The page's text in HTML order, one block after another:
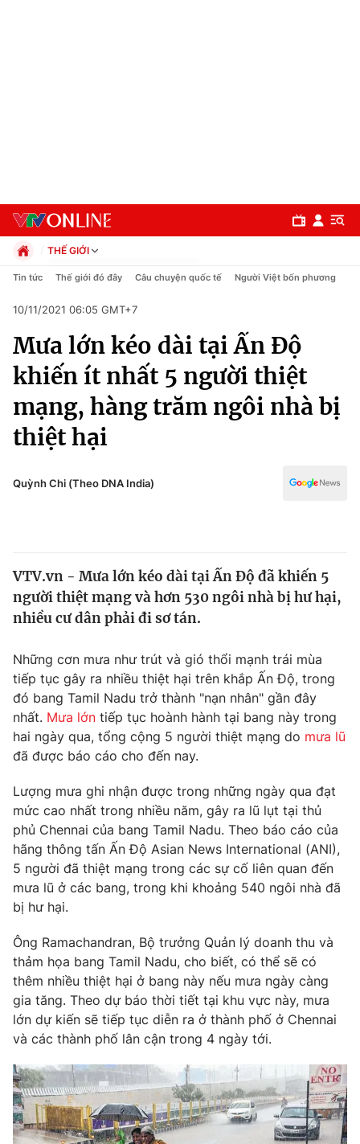
Chuyên mục
Chính trị
Xã hội
Tin tức
Thế giới đó đây
Kinh tế
Thị trường
Góc doanh nghiệp
Truyền hình
Phim VTV
Hậu trường
Nhân vật
Khán giả
Giải sao mai
Giải trí
Âm nhạc
Sao
Đời sống
Du lịch
Làm đẹp
Chất lượng cuộc sống
Giáo dục
Tuyển sinh
Học trực tuyến
Công nghệ
Hitech Công nghệ tương lai
Sản phẩm
Thị trường
Tư vấn
Lịch phát sóng
Chuyên mục khác
Emagazine Podcast
Photo Infographic
THẾ GIỚI
Chính trị
Pháp luật
Kinh tế
Thể thao
Truyền hình
Văn hóa - Giải trí
Y tế
Đời sống
Giáo dục
Tin tức Thế giới đó đây Câu chuyện quốc tế Người Việt bốn phương
10/11/2021 06:05 GMT+7
Mưa lớn kéo dài tại Ấn Độ
khiến ít nhất 5 người thiệt
mạng, hàng trăm ngôi nhà bị
thiệt hại
Quỳnh Chi (Theo DNA India)
VTV.vn - Mưa lớn kéo dài tại Ấn Độ đã khiến 5
người thiệt mạng và hơn 530 ngôi nhà bị hư hại,
nhiều cư dân phải đi sơ tán.
Những cơn mưa như trút và gió thổi mạnh trái mùa
tiếp tục gây ra nhiều thiệt hại trên khắp Ấn Độ, trong
đó bang Tamil Nadu trở thành "nạn nhân" gần đây
nhất. Mưa lớn tiếp tục hoành hành tại bang này trong
hai ngày qua, tổng cộng 5 người thiệt mạng do mưa lũ
đã được báo cáo cho đến nay.
Lượng mưa ghi nhận được trong những ngày qua đạt
mức cao nhất trong nhiều năm, gây ra lũ lụt tại thủ
phủ Chennai của bang Tamil Nadu. Theo báo cáo của
hãng thông tấn Ấn Độ Asian News International (ANI),
5 người đã thiệt mạng trong các sự cố liên quan đến
mưa lũ ở các bang, trong khi khoảng 540 ngôi nhà đã
bị hư hại.
Ông Ramachandran, Bộ trưởng Quản lý doanh thu và
thảm họa bang Tamil Nadu, cho biết, có thể sẽ có
thêm nhiều thiệt hại ở bang này nếu mưa ngày càng
gia tăng. Theo dự báo thời tiết tại khu vực này, mưa
lớn dự kiến ​​sẽ tiếp tục diễn ra ở thành phố ở Chennai
và các thành phố lân cận trong 4 ngày tới.